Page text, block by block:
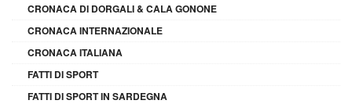
CRONACA DI DORGALI & CALA GONONE
CRONACA INTERNAZIONALE
CRONACA ITALIANA
FATTI DI SPORT
FATTI DI SPORT IN SARDEGNA